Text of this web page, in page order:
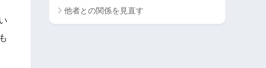
他者との関係を見直す